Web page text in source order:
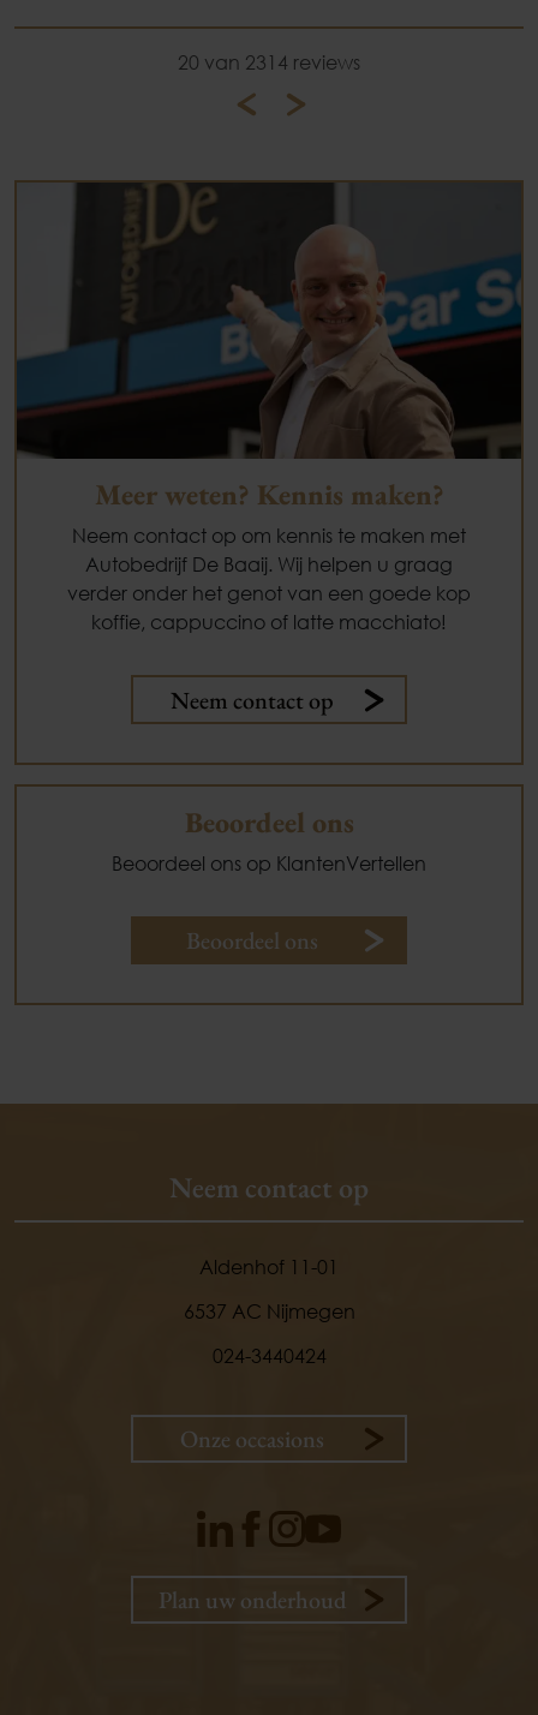
20 van 2314 reviews
Meer weten? Kennis maken?
Neem contact op om kennis te maken met
Autobedrijf De Baaij. Wij helpen u graag
verder onder het genot van een goede kop
koffie, cappuccino of latte macchiato!
Neem contact op
Beoordeel ons
Beoordeel ons op KlantenVertellen
Beoordeel ons
Neem contact op
Aldenhof 11-01
6537 AC Nijmegen
024-3440424
Onze occasions
Plan uw onderhoud
9,1
klantenvertellen